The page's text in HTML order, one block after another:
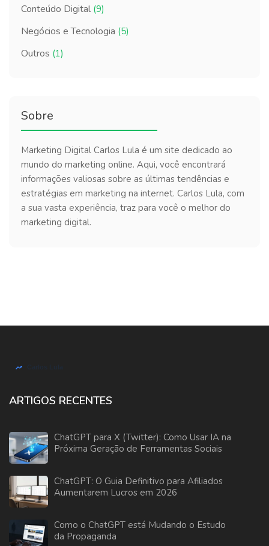
Conteúdo Digital (9)
Negócios e Tecnologia (5)
Outros (1)
Sobre
Marketing Digital Carlos Lula é um site dedicado ao
mundo do marketing online. Aqui, você encontrará
informações valiosas sobre as últimas tendências e
estratégias em marketing na internet. Carlos Lula, com
a sua vasta experiência, traz para você o melhor do
marketing digital.
ARTIGOS RECENTES
ChatGPT para X (Twitter): Como Usar IA na
Próxima Geração de Ferramentas Sociais
ChatGPT: O Guia Definitivo para Afiliados
Aumentarem Lucros em 2026
Como o ChatGPT está Mudando o Estudo
da Propaganda